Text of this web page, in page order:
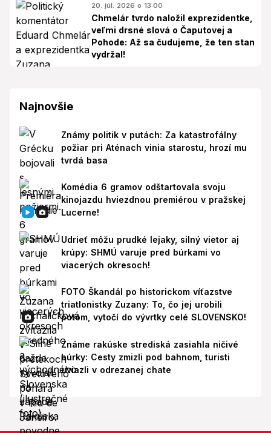
20. júl. 2026 o 13:00
Chmelár tvrdo naložil exprezidentke,
veľmi drsné slová o Čaputovej a
Pohode: Až sa čudujeme, že ten stan
vydržal!
Najnovšie
Známy politik v putách: Za katastrofálny
požiar pri Aténach vinia starostu, hrozí mu
tvrdá basa
Komédia 6 gramov odštartovala svoju
kinojazdu hviezdnou premiérou v pražskej
Lucerne!
Udrieť môžu prudké lejaky, silný vietor aj
krúpy: SHMÚ varuje pred búrkami vo
viacerých okresoch!
FOTO Škandál po historickom víťazstve
triatlonistky Zuzany: To, čo jej urobili
potom, vytočí do vývrtky celé SLOVENSKO!
Známe rakúske strediská zasiahla ničivé
búrky: Cesty zmizli pod bahnom, turisti
uviazli v odrezanej chate